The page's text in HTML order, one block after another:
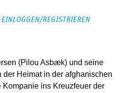
REGISTRIEREN
(Pilou Asbæk) und seine
Heimat in der afghanischen
Kompanie ins Kreuzfeuer der